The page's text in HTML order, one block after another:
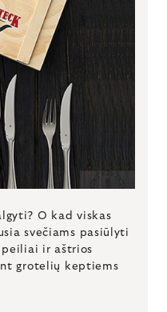
O kad viskas
svečiams pasiūlyti
peiliai ir aštrios
grotelių keptiems